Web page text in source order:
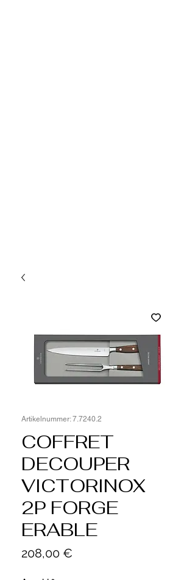
Artikelnummer: 7.7240.2
COFFRET
DECOUPER
VICTORINOX
2P FORGE
ERABLE
208,00 €